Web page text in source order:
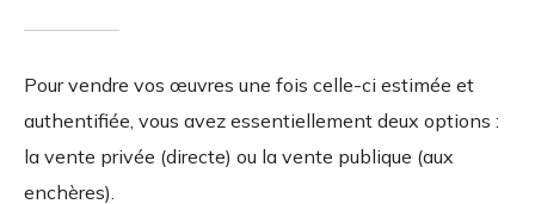
Pour vendre vos œuvres une fois celle-ci estimée et
authentifiée, vous avez essentiellement deux options :
la vente privée (directe) ou la vente publique (aux
enchères).